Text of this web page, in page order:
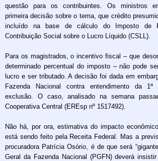
questão para os contribuintes. Os ministros
primeira decisão sobre o tema, que crédito
incluído na base de cálculo do Imposto de
Contribuição Social sobre o Lucro Líquido (CSLL).
Para os magistrados, o incentivo fiscal – que
determinado percentual do imposto – não pode
lucro e ser tributado. A decisão foi dada em
Fazenda Nacional contra entendimento da
exclusão. O caso, analisado na semana
Cooperativa Central (EREsp nº 1517492).
Não há, por ora, estimativa do impacto
está sendo feito pela Receita Federal. Mas a
procuradora Patrícia Osório, é de que será
Geral da Fazenda Nacional (PGFN) deverá